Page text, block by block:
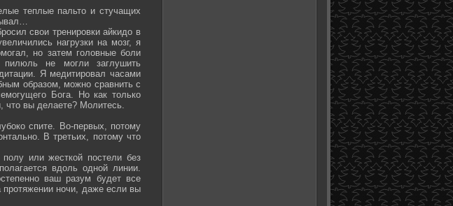
теплые пальто и стучащих
свои тренировки айкидо в
нагрузки на мозг, я
но затем головные боли
не могли заглушить
Я медитировал часами
образом, можно сравнить с
Бога. Но как только
что вы делаете? Молитесь.
спите. Во-первых, потому
В третьих, потому что
или жесткой постели без
вдоль одной линии.
ваш разум будет все
протяжении ночи, даже если вы